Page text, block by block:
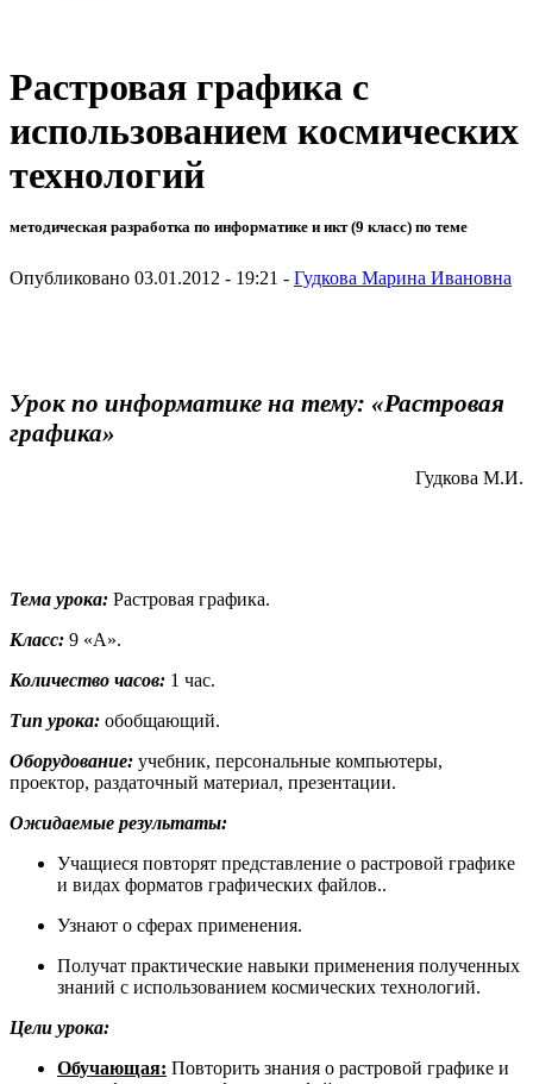
Растровая графика с
использованием космических
технологий
методическая разработка по информатике и икт (9 класс) по теме
Опубликовано 03.01.2012 - 19:21 - Гудкова Марина Ивановна
Урок по информатике на тему: «Растровая
графика»
Гудкова М.И.
Тема урока: Растровая графика.
Класс: 9 «А».
Количество часов: 1 час.
Тип урока: обобщающий.
Оборудование: учебник, персональные компьютеры,
проектор, раздаточный материал, презентации.
Ожидаемые результаты:
Учащиеся повторят представление о растровой графике
и видах форматов графических файлов..
Узнают о сферах применения.
Получат практические навыки применения полученных
знаний с использованием космических технологий.
Цели урока:
Обучающая: Повторить знания о растровой графике и